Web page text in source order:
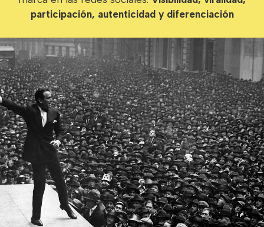
participación, autenticidad y diferenciación